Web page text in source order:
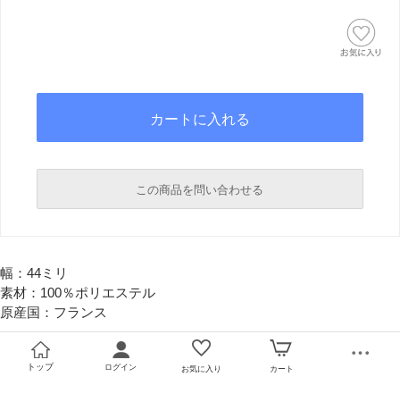
この商品を問い合わせる
幅：44ミリ
素材：100％ポリエステル
原産国：フランス
トップ ログイン お気に入り カート